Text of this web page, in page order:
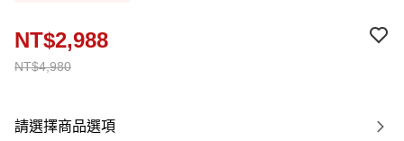
NT$4,980
NT$2,988
請選擇商品選項